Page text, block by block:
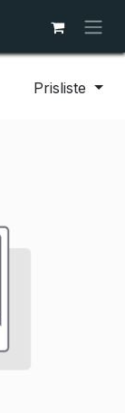
Prisliste